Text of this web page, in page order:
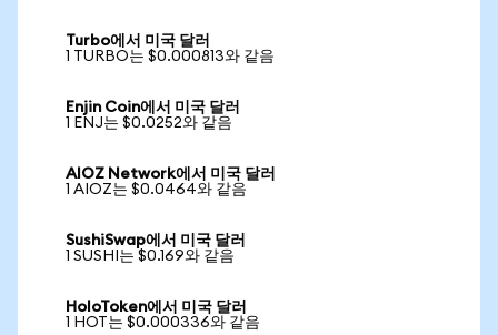
Turbo에서 미국 달러
1 TURBO는 $0.000813와 같음
Enjin Coin에서 미국 달러
1 ENJ는 $0.0252와 같음
AIOZ Network에서 미국 달러
1 AIOZ는 $0.0464와 같음
SushiSwap에서 미국 달러
1 SUSHI는 $0.169와 같음
HoloToken에서 미국 달러
1 HOT는 $0.000336와 같음